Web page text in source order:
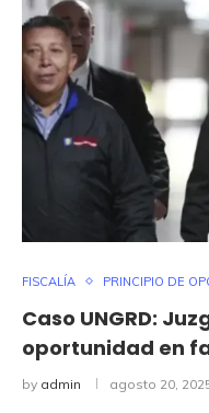
FISCALÍA PRINCIPIO DE
Caso UNGRD:
oportunidad en
by admin agosto 20,